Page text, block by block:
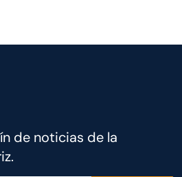
de noticias de la